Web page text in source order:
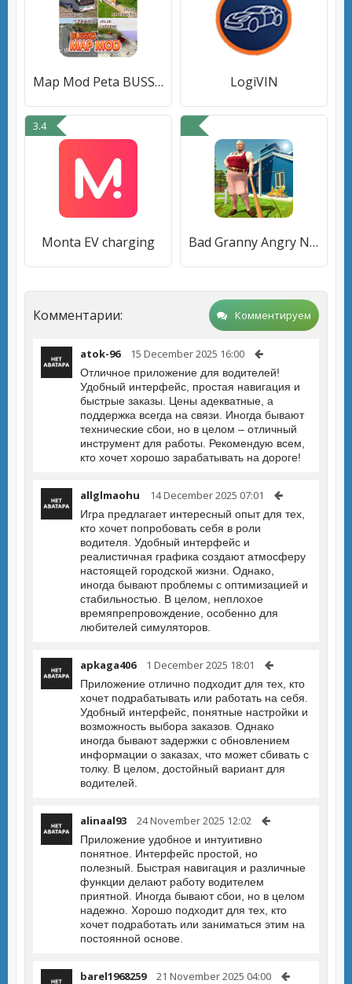
Map Mod Peta BUSSID LogiVIN
3.4
Monta EV charging Bad Granny Angry Neighbor плохая бабка злой гренни
Комментарии: Комментируем
atok-96 15 December 2025 16:00
Отличное приложение для водителей!
Удобный интерфейс, простая навигация и
быстрые заказы. Цены адекватные, а
поддержка всегда на связи. Иногда бывают
технические сбои, но в целом – отличный
инструмент для работы. Рекомендую всем,
кто хочет хорошо зарабатывать на дороге!
allglmaohu 14 December 2025 07:01
Игра предлагает интересный опыт для тех,
кто хочет попробовать себя в роли
водителя. Удобный интерфейс и
реалистичная графика создают атмосферу
настоящей городской жизни. Однако,
иногда бывают проблемы с оптимизацией и
стабильностью. В целом, неплохое
времяпрепровождение, особенно для
любителей симуляторов.
apkaga406 1 December 2025 18:01
Приложение отлично подходит для тех, кто
хочет подрабатывать или работать на себя.
Удобный интерфейс, понятные настройки и
возможность выбора заказов. Однако
иногда бывают задержки с обновлением
информации о заказах, что может сбивать с
толку. В целом, достойный вариант для
водителей.
alinaal93 24 November 2025 12:02
Приложение удобное и интуитивно
понятное. Интерфейс простой, но
полезный. Быстрая навигация и различные
функции делают работу водителем
приятной. Иногда бывают сбои, но в целом
надежно. Хорошо подходит для тех, кто
хочет подработать или заниматься этим на
постоянной основе.
barel1968259 21 November 2025 04:00